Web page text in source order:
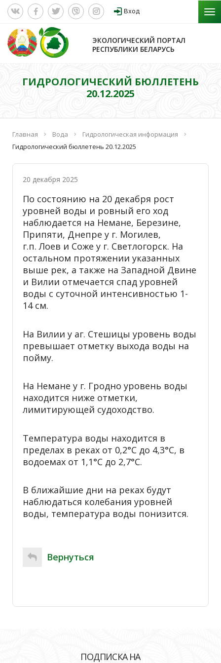
Вход
ЭКОЛОГИЧЕСКИЙ ПОРТАЛ
РЕСПУБЛИКИ БЕЛАРУСЬ
ГИДРОЛОГИЧЕСКИЙ БЮЛЛЕТЕНЬ
20.12.2025
Главная Вода
Гидрологическая информация
Гидрологический бюллетень 20.12.2025
20 декабря 2025
По состоянию на 20 декабря рост
уровней воды и ровный его ход
наблюдается на Немане, Березине,
Припяти, Днепре у г. Могилев,
г.п. Лоев и Соже у г. Светлогорск. На
остальном протяжении указанных
выше рек, а также на Западной Двине
и Вилии отмечается спад уровней
воды с суточной интенсивностью 1-
14 см.
На Вилии у аг. Стешицы уровень воды
превышает отметку выхода воды на
пойму.
На Немане у г. Гродно уровень воды
находится ниже отметки,
лимитирующей судоходство.
Температура воды находится в
пределах в реках от 0,2°С до 4,3°С, в
водоемах от 1,1°С до 2,7°С.
В ближайшие дни на реках будут
наблюдаться колебания уровней
воды, температура воды понизится.
Вернуться
ПОДПИСКА НА